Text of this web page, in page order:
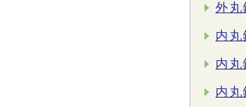
外丸
内丸
内丸
内丸